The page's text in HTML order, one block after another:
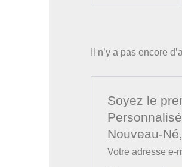
Il n’y a pas encore
Soyez le
Nouveau-
Votre adresse e-